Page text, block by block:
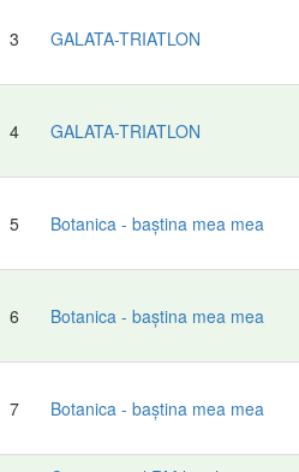
3 GALATA-TRIATLON
4 GALATA-TRIATLON
5 Botanica - baștina mea mea
6 Botanica - baștina mea mea
7 Botanica - baștina mea mea